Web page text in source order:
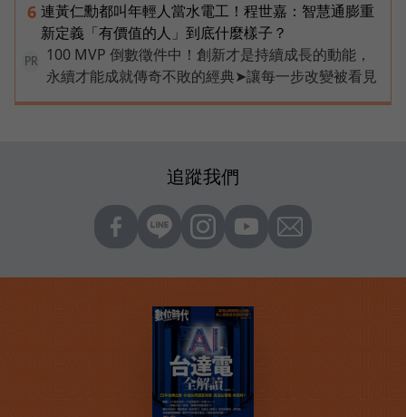
6 連黃仁勳都叫年輕人當水電工！程世嘉：智慧通膨重
新定義「有價值的人」到底什麼樣子？
PR
100 MVP 倒數徵件中！創新才是持續成長的動能，
永續才能成就傳奇不敗的經典➤讓每一步改變被看見
追蹤我們